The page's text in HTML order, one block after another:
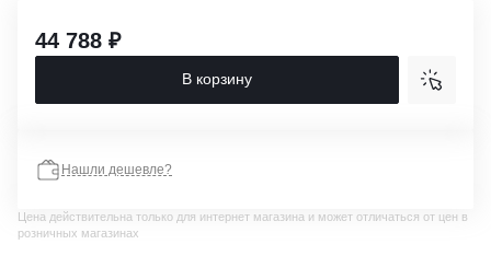
44 788 ₽
В корзину
Нашли дешевле?
Цена действительна только для интернет магазина и может отличаться от цен в
розничных магазинах